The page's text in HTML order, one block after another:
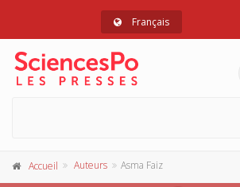
Français
Accueil Auteurs Asma Faiz